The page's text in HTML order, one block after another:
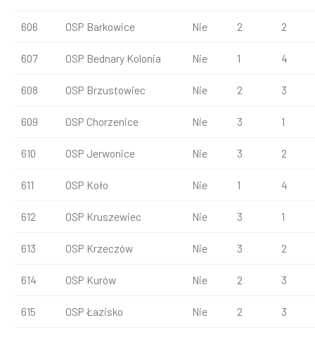
606 OSP Barkowice Nie 2 2
607 OSP Bednary Kolonia Nie 1 4
608 OSP Brzustowiec Nie 2 3
609 OSP Chorzenice Nie 3 1
610 OSP Jerwonice Nie 3 2
611 OSP Koło Nie 1 4
612 OSP Kruszewiec Nie 3 1
613 OSP Krzeczów Nie 3 2
614 OSP Kurów Nie 2 3
615 OSP Łazisko Nie 2 3